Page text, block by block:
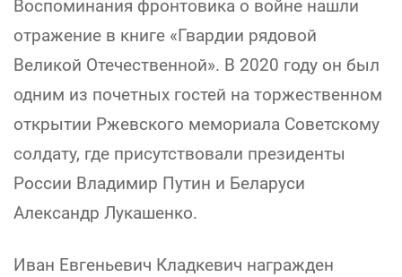
Воспоминания фронтовика о войне нашли
отражение в книге «Гвардии рядовой
Великой Отечественной». В 2020 году он был
одним из почетных гостей на торжественном
открытии Ржевского мемориала Советскому
солдату, где присутствовали президенты
России Владимир Путин и Беларуси
Александр Лукашенко.
Иван Евгеньевич Кладкевич награжден